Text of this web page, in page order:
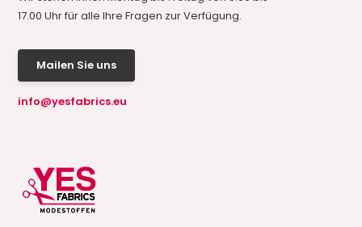
17.00 Uhr für alle Ihre Fragen zur Verfügung.
Mailen Sie uns
info@yesfabrics.eu